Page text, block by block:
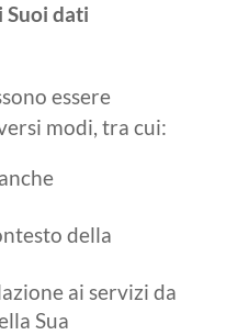
dati
essere
modi, tra cui:
della
ai servizi da
Sua